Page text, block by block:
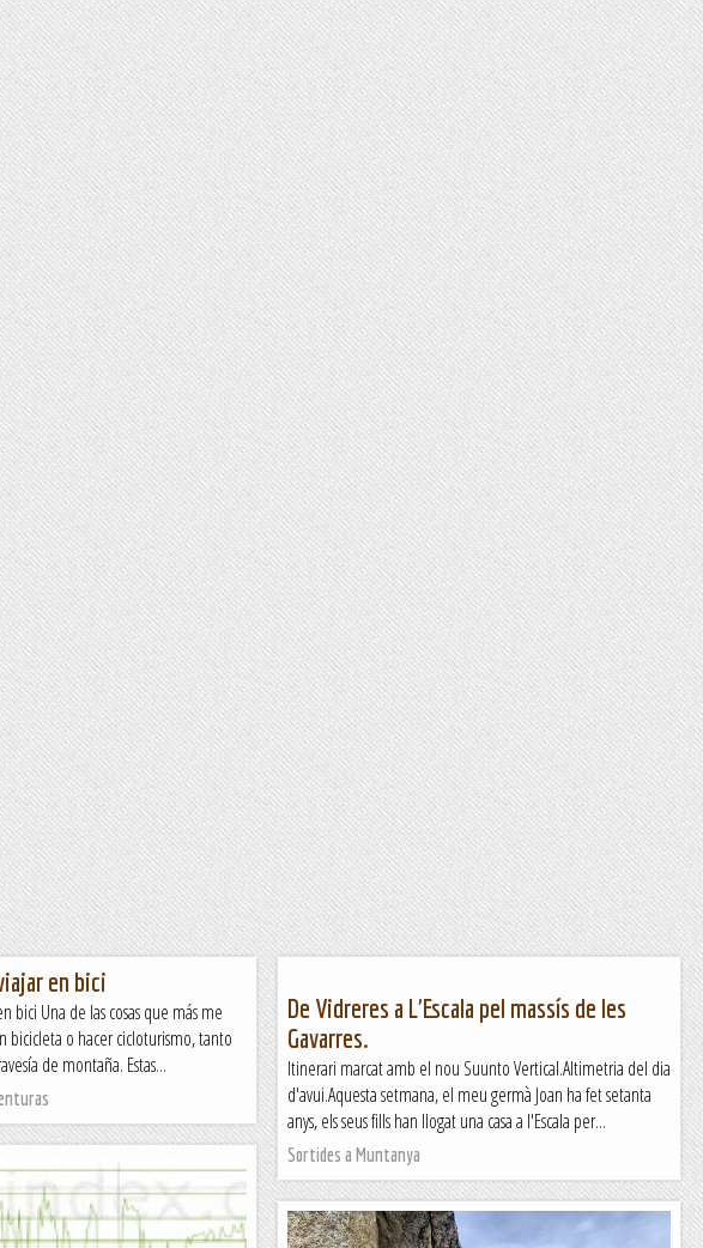
en bici
bici Una de las cosas que más me
bicicleta o hacer cicloturismo, tanto
de montaña. Estas...
De Vidreres a L'Escala pel massís de les
Gavarres.
Itinerari marcat amb el nou Suunto Vertical.Altimetria del dia
d'avui.Aquesta setmana, el meu germà Joan ha fet setanta
anys, els seus fills han llogat una casa a l'Escala per...
Sortides a Muntanya